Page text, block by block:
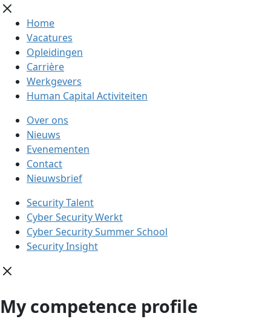
Home
Vacatures
Opleidingen
Carrière
Werkgevers
Human Capital Activiteiten
Over ons
Nieuws
Evenementen
Contact
Nieuwsbrief
Security Talent
Cyber Security Werkt
Cyber Security Summer School
Security Insight
My competence profile